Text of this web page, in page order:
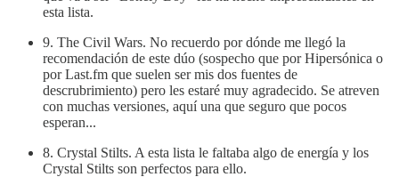
esta lista.
9. The Civil Wars. No recuerdo por dónde me llegó la
recomendación de este dúo (sospecho que por Hipersónica o
por Last.fm que suelen ser mis dos fuentes de
descrubrimiento) pero les estaré muy agradecido. Se atreven
con muchas versiones, aquí una que seguro que pocos
esperan...
8. Crystal Stilts. A esta lista le faltaba algo de energía y los
Crystal Stilts son perfectos para ello.